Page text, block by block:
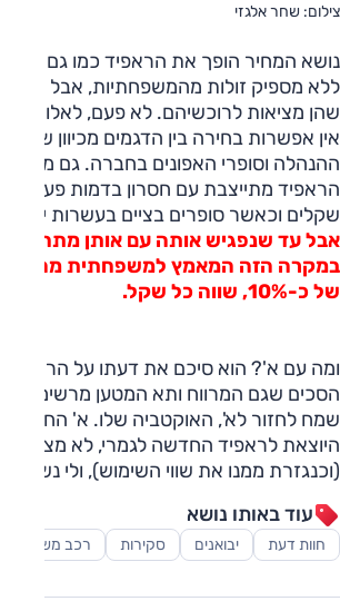
צילום: שחר אלגזי
נושא המחיר הופך את הראפיד כמו גם את
ללא מספיק זולות מהמשפחתיות, אבל הפער
שהן מציאות לרוכשיהם. לא פעם, לאלו
אין אפשרות בחירה בין הדגמים מכיוון שאלו
ההנהלה וסופרי האפונים בחברה. גם מול
שקלים וכאשר סופרים בציים בעשרות
אבל עד שנפגיש אותה עם אותן מתחרות,
במקרה הזה המאמץ למשפחתית
של כ-10%, שווה כל שקל.
ומה עם א'? הוא סיכם את דעתו על הראפיד
הסכים שגם המרווח ותא המטען מרשימים.
שמח לחזור לא', האוקטביה שלו. א' החליט
היוצאת לראפיד החדשה לגמרי, לא מצדיק
(וכנגזרת ממנו את שווי השימוש), ולי נשאר
עוד באותו נושא
חוות דעת יבואנים סקירות רכב משפחתי